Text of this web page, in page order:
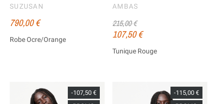
SUZUSAN
790,00 €
Robe Ocre/Orange
AMBAS
215,00 €
107,50 €
Tunique Rouge
-107,50 €
-115,00 €